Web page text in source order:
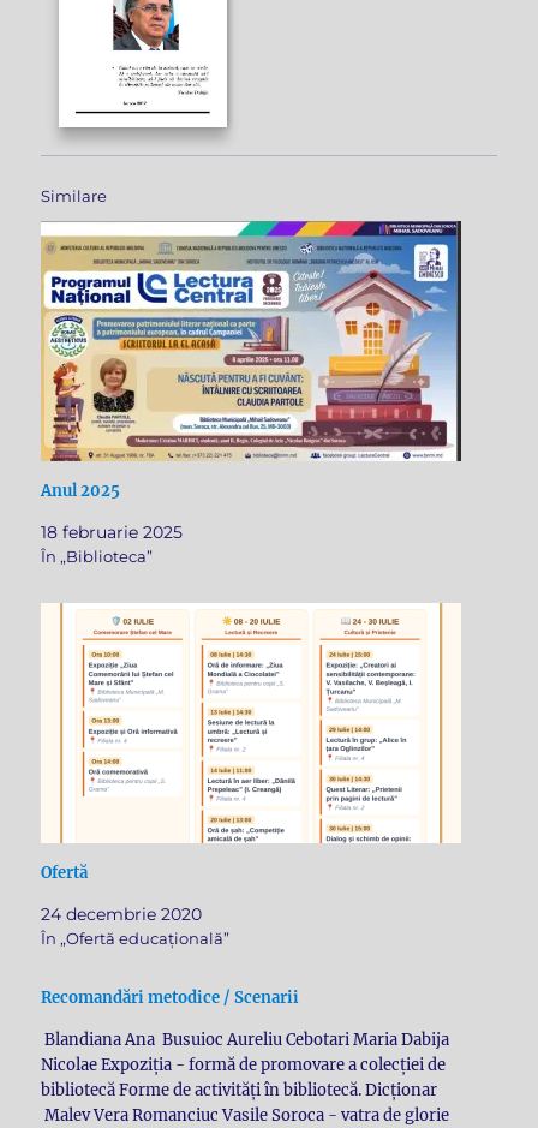
Similare
Anul 2025
18 februarie 2025
În „Biblioteca”
Ofertă
24 decembrie 2020
În „Ofertă educațională”
Recomandări metodice / Scenarii
Blandiana Ana Busuioc Aureliu Cebotari Maria Dabija
Nicolae Expoziția - formă de promovare a colecției de
bibliotecă Forme de activități în bibliotecă. Dicționar
Malev Vera Romanciuc Vasile Soroca - vatra de glorie